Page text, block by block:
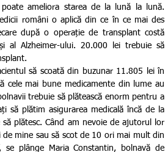
ameliora starea de la lună la lună.
români o aplică din ce în ce mai des
după o operație de transplant costă
al Alzheimer-ului. 20.000 lei trebuie să
cele mai bune medicamente din lume au
trebuie să plătească enorm pentru a
să plătim asigurarea medicală încă de la
plătesc. Când am nevoie de ajutorul lor
mine sau să scot de 10 ori mai mult din
se plânge Maria Constantin, bolnavă de